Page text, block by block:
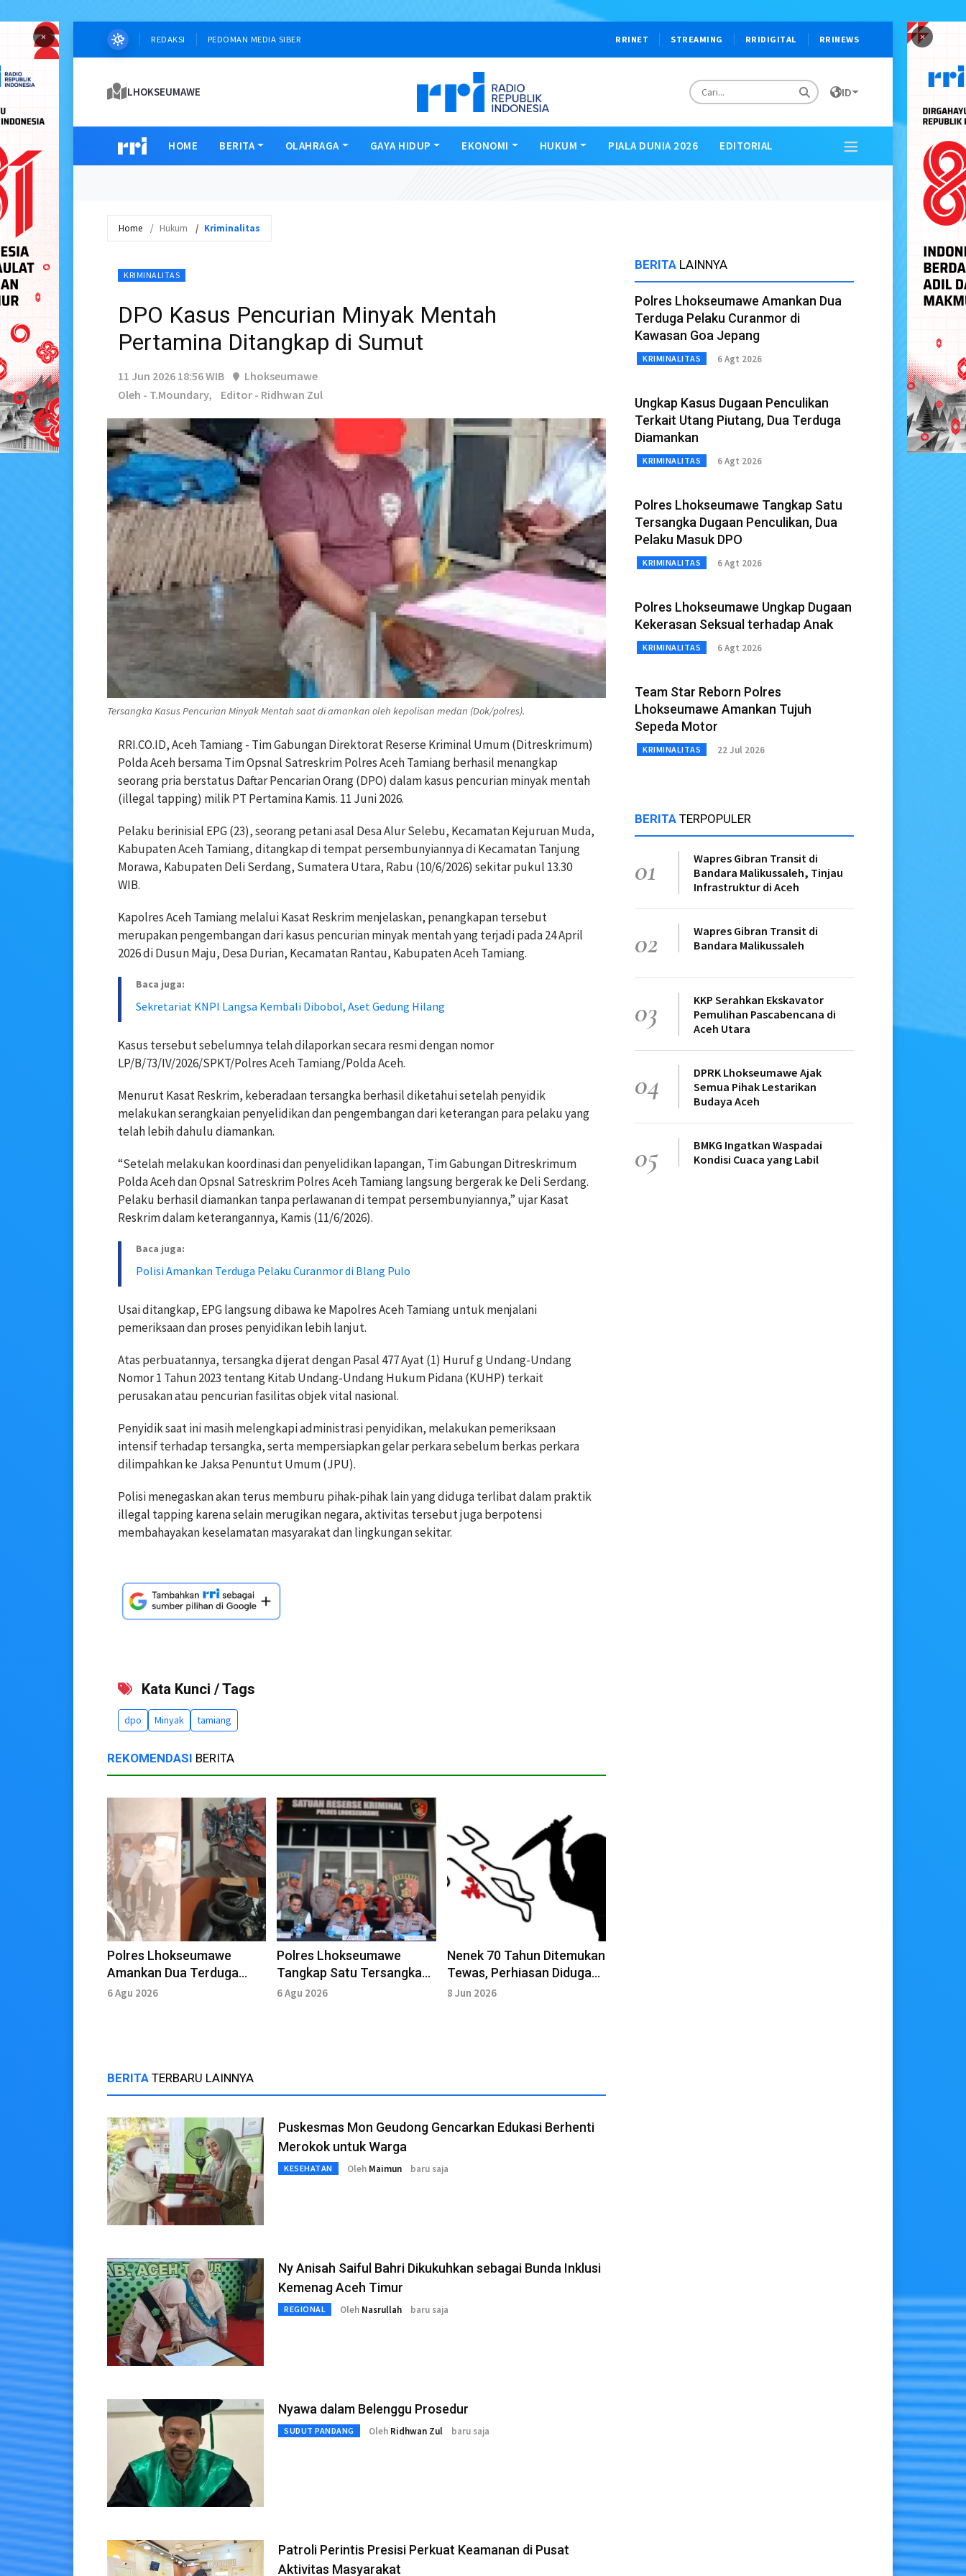
× ×
REDAKSI PEDOMAN MEDIA SIBER RRINET STREAMING RRIDIGITAL RRINEWS
LHOKSEUMAWE ID
HOME BERITA OLAHRAGA GAYA HIDUP EKONOMI HUKUM PIALA DUNIA 2026 EDITORIAL
Home Hukum Kriminalitas
KRIMINALITAS
DPO Kasus Pencurian Minyak Mentah
Pertamina Ditangkap di Sumut
11 Jun 2026 18:56 WIB
Lhokseumawe
Oleh - T.moundary,
Editor - Ridhwan Zul
Tersangka Kasus Pencurian Minyak Mentah saat di amankan oleh kepolisan medan (Dok/polres).
RRI.CO.ID, Aceh Tamiang - Tim Gabungan Direktorat Reserse Kriminal Umum (Ditreskrimum)
Polda Aceh bersama Tim Opsnal Satreskrim Polres Aceh Tamiang berhasil menangkap
seorang pria berstatus Daftar Pencarian Orang (DPO) dalam kasus pencurian minyak mentah
(illegal tapping) milik PT Pertamina Kamis. 11 Juni 2026.
Pelaku berinisial EPG (23), seorang petani asal Desa Alur Selebu, Kecamatan Kejuruan Muda,
Kabupaten Aceh Tamiang, ditangkap di tempat persembunyiannya di Kecamatan Tanjung
Morawa, Kabupaten Deli Serdang, Sumatera Utara, Rabu (10/6/2026) sekitar pukul 13.30
WIB.
Kapolres Aceh Tamiang melalui Kasat Reskrim menjelaskan, penangkapan tersebut
merupakan pengembangan dari kasus pencurian minyak mentah yang terjadi pada 24 April
2026 di Dusun Maju, Desa Durian, Kecamatan Rantau, Kabupaten Aceh Tamiang.
Baca juga:
Sekretariat KNPI Langsa Kembali Dibobol, Aset Gedung Hilang
Kasus tersebut sebelumnya telah dilaporkan secara resmi dengan nomor
LP/B/73/IV/2026/SPKT/Polres Aceh Tamiang/Polda Aceh.
Menurut Kasat Reskrim, keberadaan tersangka berhasil diketahui setelah penyidik
melakukan serangkaian penyelidikan dan pengembangan dari keterangan para pelaku yang
telah lebih dahulu diamankan.
“Setelah melakukan koordinasi dan penyelidikan lapangan, Tim Gabungan Ditreskrimum
Polda Aceh dan Opsnal Satreskrim Polres Aceh Tamiang langsung bergerak ke Deli Serdang.
Pelaku berhasil diamankan tanpa perlawanan di tempat persembunyiannya,” ujar Kasat
Reskrim dalam keterangannya, Kamis (11/6/2026).
Baca juga:
Polisi Amankan Terduga Pelaku Curanmor di Blang Pulo
Usai ditangkap, EPG langsung dibawa ke Mapolres Aceh Tamiang untuk menjalani
pemeriksaan dan proses penyidikan lebih lanjut.
Atas perbuatannya, tersangka dijerat dengan Pasal 477 Ayat (1) Huruf g Undang-Undang
Nomor 1 Tahun 2023 tentang Kitab Undang-Undang Hukum Pidana (KUHP) terkait
perusakan atau pencurian fasilitas objek vital nasional.
Penyidik saat ini masih melengkapi administrasi penyidikan, melakukan pemeriksaan
intensif terhadap tersangka, serta mempersiapkan gelar perkara sebelum berkas perkara
dilimpahkan ke Jaksa Penuntut Umum (JPU).
Polisi menegaskan akan terus memburu pihak-pihak lain yang diduga terlibat dalam praktik
illegal tapping karena selain merugikan negara, aktivitas tersebut juga berpotensi
membahayakan keselamatan masyarakat dan lingkungan sekitar.
Kata Kunci / Tags
dpo Minyak tamiang
REKOMENDASI BERITA
Polres Lhokseumawe
Amankan Dua Terduga
Pelaku Curanmor di
6 Agu 2026
Polres Lhokseumawe
Tangkap Satu Tersangka
Dugaan Penculikan, Dua
6 Agu 2026
Nenek 70 Tahun Ditemukan
Tewas, Perhiasan Diduga
Digasak Pelaku
8 Jun 2026
BERITA TERBARU LAINNYA
Puskesmas Mon Geudong Gencarkan Edukasi Berhenti
Merokok untuk Warga
KESEHATAN Oleh Maimun baru saja
Ny Anisah Saiful Bahri Dikukuhkan sebagai Bunda Inklusi
Kemenag Aceh Timur
REGIONAL Oleh Nasrullah baru saja
Nyawa dalam Belenggu Prosedur
SUDUT PANDANG Oleh Ridhwan Zul baru saja
Patroli Perintis Presisi Perkuat Keamanan di Pusat
Aktivitas Masyarakat
BERITA LAINNYA
Polres Lhokseumawe Amankan Dua
Terduga Pelaku Curanmor di
Kawasan Goa Jepang
KRIMINALITAS 6 Agt 2026
Ungkap Kasus Dugaan Penculikan
Terkait Utang Piutang, Dua Terduga
Diamankan
KRIMINALITAS 6 Agt 2026
Polres Lhokseumawe Tangkap Satu
Tersangka Dugaan Penculikan, Dua
Pelaku Masuk DPO
KRIMINALITAS 6 Agt 2026
Polres Lhokseumawe Ungkap Dugaan
Kekerasan Seksual terhadap Anak
KRIMINALITAS 6 Agt 2026
Team Star Reborn Polres
Lhokseumawe Amankan Tujuh
Sepeda Motor
KRIMINALITAS 22 Jul 2026
BERITA TERPOPULER
01
Wapres Gibran Transit di
Bandara Malikussaleh, Tinjau
Infrastruktur di Aceh
02
Wapres Gibran Transit di
Bandara Malikussaleh
03
KKP Serahkan Ekskavator
Pemulihan Pascabencana di
Aceh Utara
04
DPRK Lhokseumawe Ajak
Semua Pihak Lestarikan
Budaya Aceh
05
BMKG Ingatkan Waspadai
Kondisi Cuaca yang Labil